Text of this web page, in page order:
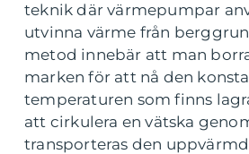
teknik där värmepumpar
utvinna värme från
metod innebär att man
marken för att nå den
temperaturen som finns
att cirkulera en vätska
transporteras den